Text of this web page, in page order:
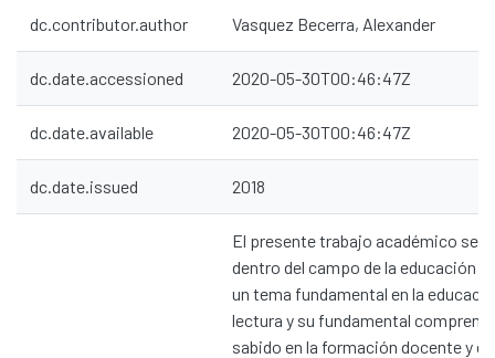
dc.contributor.author Vasquez Becerra, Alexander
dc.date.accessioned 2020-05-30T00:46:47Z
dc.date.available 2020-05-30T00:46:47Z
dc.date.issued 2018
El presente trabajo académico se
dentro del campo de la educación y
un tema fundamental en la
lectura y su fundamental
sabido en la formación docente y